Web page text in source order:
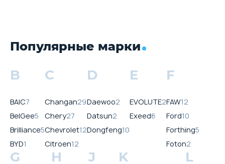
Популярные марки
B
BAIC7
BelGee5
Brilliance5
BYD1
C
Changan29
Chery27
Chevrolet12
Citroen12
D
Daewoo2
Datsun2
Dongfeng10
E
EVOLUTE2
Exeed6
F
FAW12
Ford10
Forthing5
Foton2
G H J K L